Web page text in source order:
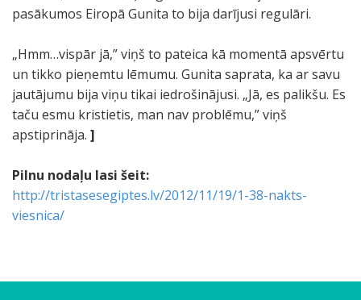
pasākumos Eiropā Gunita to bija darījusi regulāri.
„Hmm…vispār jā,” viņš to pateica kā momentā apsvērtu
un tikko pieņemtu lēmumu. Gunita saprata, ka ar savu
jautājumu bija viņu tikai iedrošinājusi. „Jā, es palikšu. Es
taču esmu kristietis, man nav problēmu,” viņš
apstiprināja. ]
Pilnu nodaļu lasi šeit:
http://tristasesegiptes.lv/2012/11/19/1-38-nakts-
viesnica/